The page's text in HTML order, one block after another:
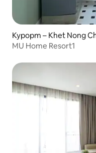
Курорт – Khet Nong
MU Home Resort1